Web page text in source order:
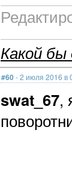
Какой
#60- 2 июля 2016 в
swat_67,